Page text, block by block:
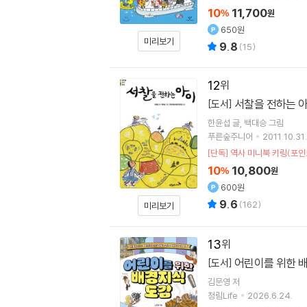
미리보기
10% 11,700원
650원
9.8 (15)
12
미리보기
[도서] 서찰을 전하는
한윤섭 글 백대승그림
푸른숲주니어
2011.10.31.
[단독] 역사 미니북 키링(포
10% 10,800원
600원
9.6 (162)
13
[도서] 어린이를 위한
김문영 저
청림Life
2026.6.24.